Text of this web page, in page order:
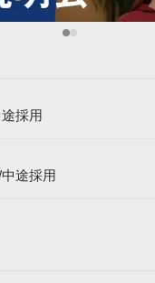
採用
途採用